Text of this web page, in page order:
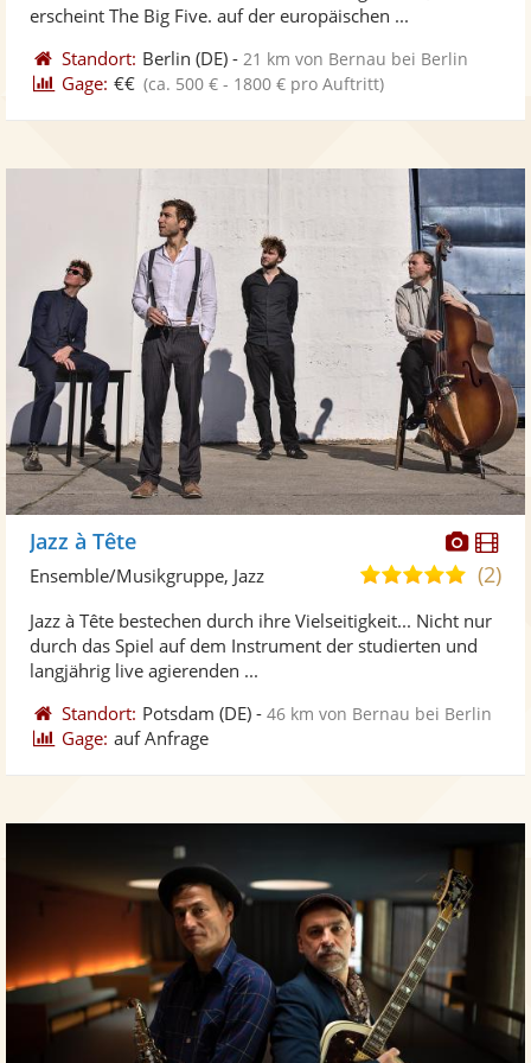
erscheint The Big Five. auf der europäischen ...
Standort: Berlin (DE) - 21 km von Bernau bei Berlin
Gage: €€ (ca. 500 € - 1800 € pro Auftritt)
Fotos
Jazz à Tête
5,0
5
(2)
Ensemble/Musikgruppe, Jazz
Jazz à Tête bestechen durch ihre Vielseitigkeit... Nicht nur
durch das Spiel auf dem Instrument der studierten und
langjährig live agierenden ...
Standort: Potsdam (DE) -46 km von Bernau bei Berlin
Gage: auf Anfrage